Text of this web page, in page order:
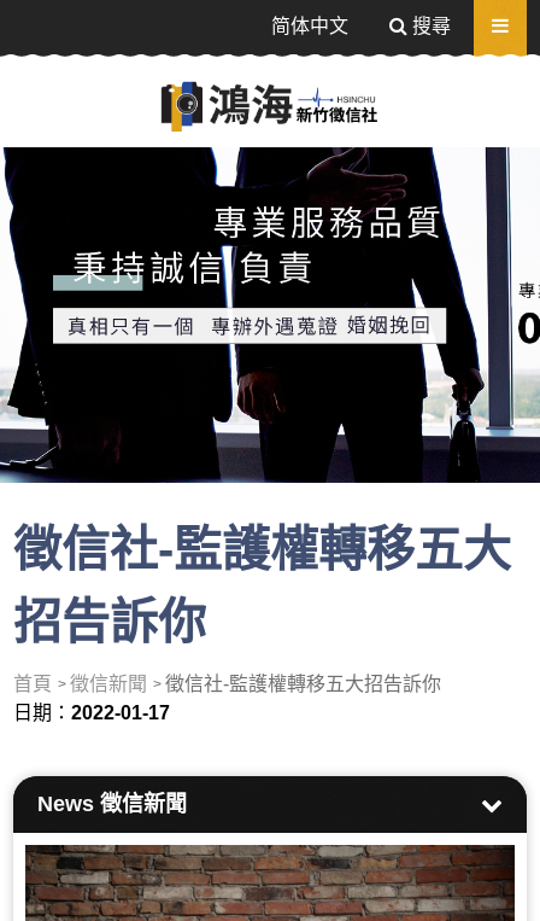
感情挽回、追蹤器定位-相信值得信任的徵信
送出
简体中文 搜尋
徵信社-監護權轉移五大
招告訴你
首頁 徵信新聞
徵信社-監護權轉移五大招告訴你
日期：2022-01-17
News徵信新聞